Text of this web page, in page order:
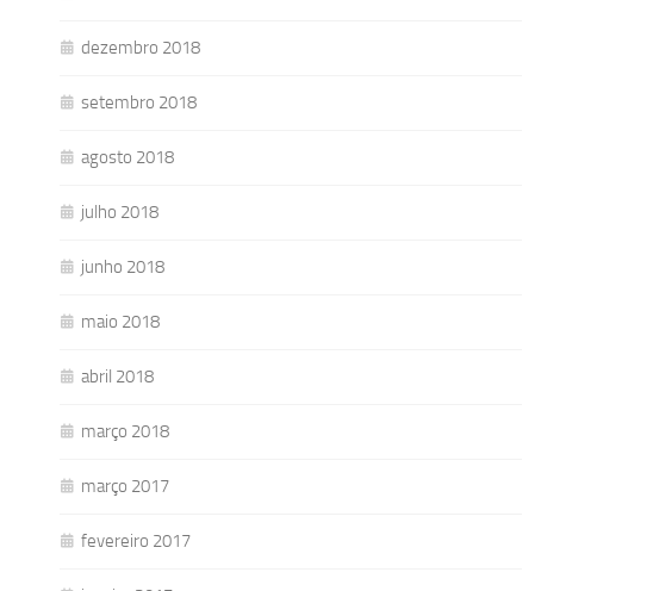
dezembro 2018
setembro 2018
agosto 2018
julho 2018
junho 2018
maio 2018
abril 2018
março 2018
março 2017
fevereiro 2017